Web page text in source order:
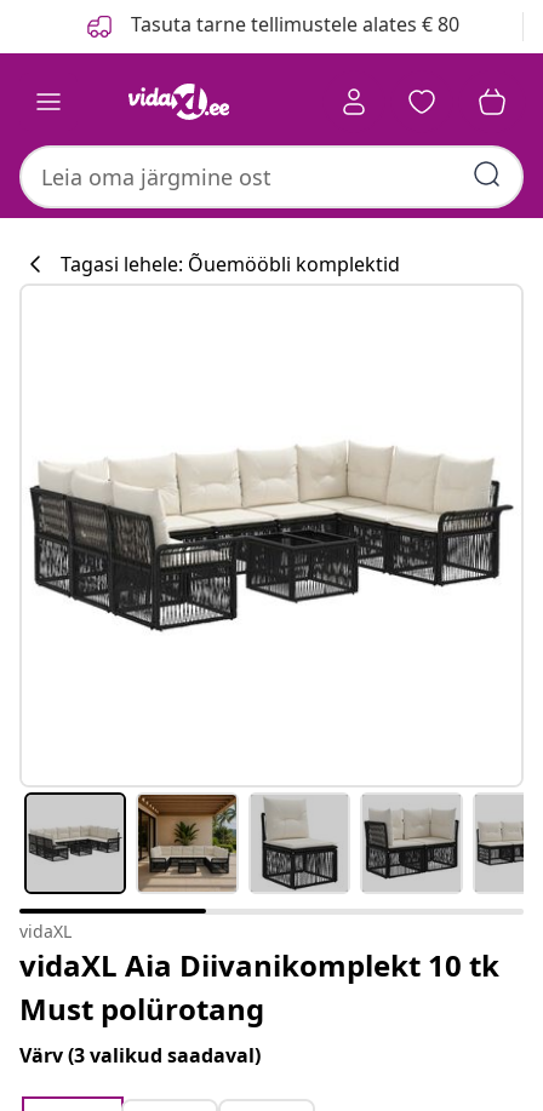
Tasuta tarne tellimustele alates € 80
#sharemevidaxl
Tagasi lehele: Õuemööbli komplektid
vidaXL
vidaXL Aia Diivanikomplekt 10 tk
Must polürotang
Värv(3 valikud saadaval)